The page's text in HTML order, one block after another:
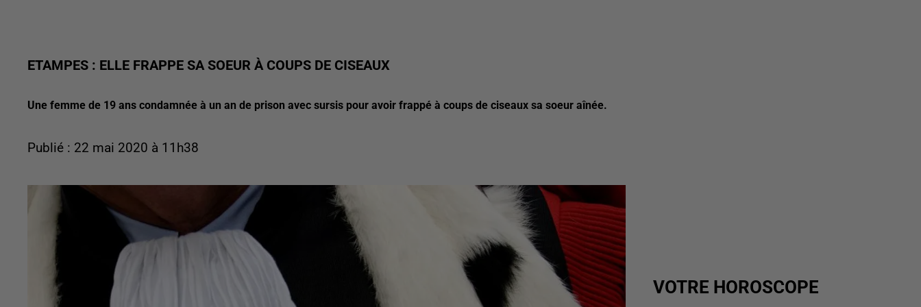
ETAMPES : ELLE FRAPPE SA SOEUR À COUPS DE CISEAUX
Une femme de 19 ans condamnée à un an de prison avec sursis pour avoir frappé à coups de ciseaux sa soeur aînée.
Publié : 22 mai 2020 à 11h38
VOTRE HOROSCOPE